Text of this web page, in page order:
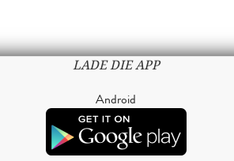
LADE DIE APP
Android